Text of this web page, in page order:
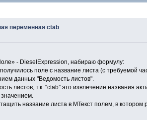
переменная ctab
- DieselExpression, набираю формулу:
поле с название листа (с требуемой
данных "Ведомость листов".
листов, т.к. “ctab” это извлечение названия
название листа в МТекст полем, в